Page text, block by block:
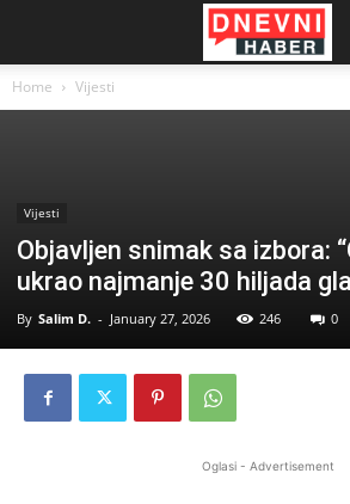
Home Vijesti
Vijesti
Objavljen snimak sa izbora:
ukrao najmanje 30 hiljada
By Salim D. - January 27, 2026 246 0
Oglasi - Advertisement